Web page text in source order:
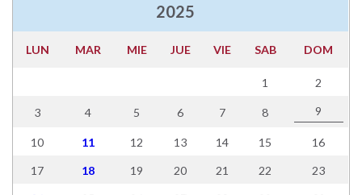
2025
LUN MAR MIE JUE VIE SAB DOM
1 2
3 4 5 6 7 8 9
10 11 12 13 14 15 16
17 18 19 20 21 22 23